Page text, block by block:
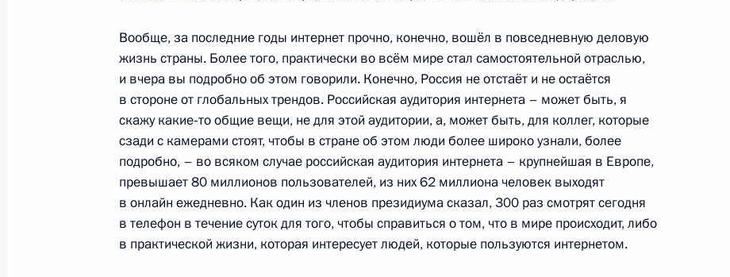
Подписан закон, направленный на усиление уголовной
ответственности за хищение денежных средств с использованием
высоких технологий в банковской сфере
8 июня 2015 года, 17:20
Внесены изменения в Федеральный конституционный закон
о Конституционном Суде
8 июня 2015 года, 13:50
Вообще, за последние годы интернет прочно, конечно, вошёл в повседневную деловую
жизнь страны. Более того, практически во всём мире стал самостоятельной отраслью,
и вчера вы подробно об этом говорили. Конечно, Россия не отстаёт и не остаётся
в стороне от глобальных трендов. Российская аудитория интернета – может быть, я
скажу какие‑то общие вещи, не для этой аудитории, а, может быть, для коллег, которые
сзади с камерами стоят, чтобы в стране об этом люди более широко узнали, более
подробно, – во всяком случае российская аудитория интернета – крупнейшая в Европе,
превышает 80 миллионов пользователей, из них 62 миллиона человек выходят
в онлайн ежедневно. Как один из членов президиума сказал, 300 раз смотрят сегодня
в телефон в течение суток для того, чтобы справиться о том, что в мире происходит, либо
в практической жизни, которая интересует людей, которые пользуются интернетом.